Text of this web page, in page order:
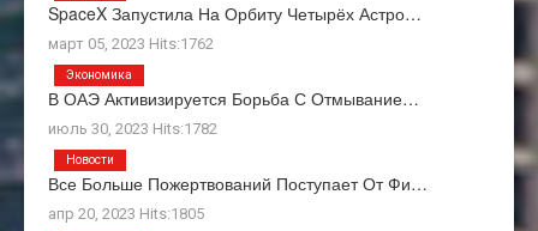
SpaceX Запустила На Орбиту Четырёх Астро…
март 05, 2023 Hits:1762
В ОАЭ Активизируется Борьба С Отмывание…
июль 30, 2023 Hits:1782
Экономика
Все Больше Пожертвований Поступает От Фи…
апр 20, 2023 Hits:1805
Новости